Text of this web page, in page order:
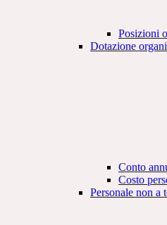
Posizioni
Dotazione
Conto
Costo
Personale non a